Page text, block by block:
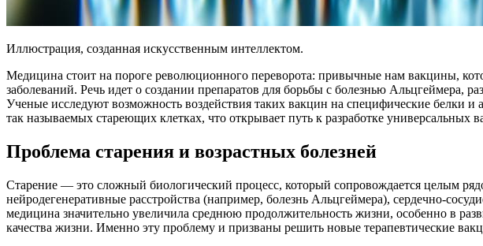
Иллюстрация, созданная искусственным интеллектом.
Медицина стоит на пороге революционного переворота: привычные нам вакцины,
заболеваний. Речь идет о создании препаратов для борьбы с болезнью
Ученые исследуют возможность воздействия таких вакцин на специфические белки
так называемых стареющих клетках, что открывает путь к разработке универсальных
Проблема старения и возрастных болезней
Старение — это сложный биологический процесс, который сопровождается целым
нейродегенеративные расстройства (например, болезнь Альцгеймера), сердечно-
медицина значительно увеличила среднюю продолжительность жизни, особенно в
качества жизни. Именно эту проблему и призваны решить новые терапевтические